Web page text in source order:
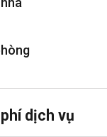
dịch vụ